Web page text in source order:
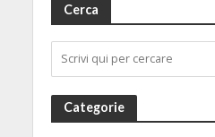
Cerca
Categorie